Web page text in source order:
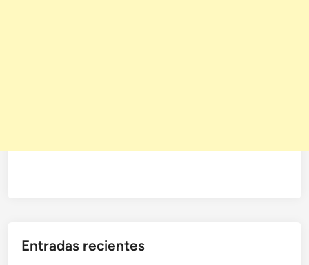
Entradas recientes